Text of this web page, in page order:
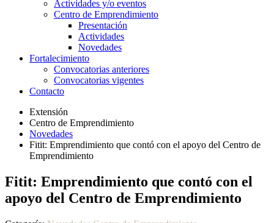
Actividades y/o eventos
Centro de Emprendimiento
Presentación
Actividades
Novedades
Fortalecimiento
Convocatorias anteriores
Convocatorias vigentes
Contacto
Extensión
Centro de Emprendimiento
Novedades
Fitit: Emprendimiento que contó con el apoyo del Centro de
Emprendimiento
Fitit: Emprendimiento que contó con el
apoyo del Centro de Emprendimiento